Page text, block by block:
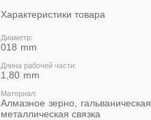
Характеристики товара
Диаметр:
018
Длина рабочей части:
1,80
Материал:
Алмазное зерно, гальваническая
металлическая связка